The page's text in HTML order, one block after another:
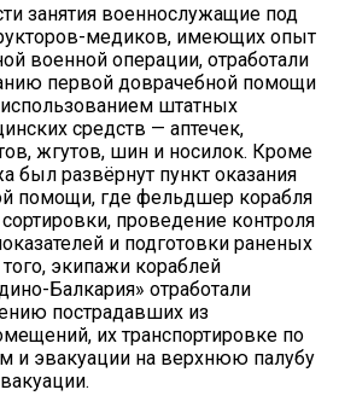
занятия военнослужащие под
медиков, имеющих опыт
военной операции, отработали
первой доврачебной помощи
штатных
средств — аптечек,
жгутов, шин и носилок. Кроме
был развёрнут пункт оказания
помощи, где фельдшер корабля
проведение контроля
и подготовки раненых
экипажи кораблей
Балкария» отработали
пострадавших из
их транспортировке по
и эвакуации на верхнюю палубу